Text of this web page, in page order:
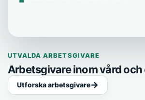
UTVALDA ARBETSGIVARE
Arbetsgivare inom vård och
Utforska arbetsgivare